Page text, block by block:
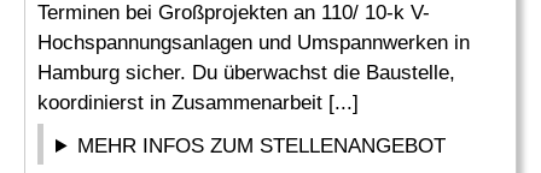
Terminen bei Großprojekten an 110/ 10-k V-
Hochspannungsanlagen und Umspannwerken in
Hamburg sicher. Du überwachst die Baustelle,
koordinierst in Zusammenarbeit [...]
MEHR INFOS ZUM STELLENANGEBOT